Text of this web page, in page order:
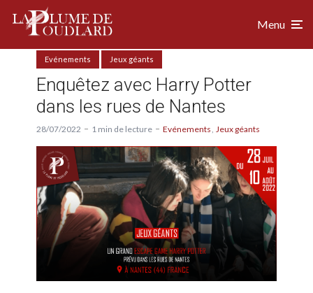
Menu
Evénements Jeux géants
Enquêtez avec Harry Potter
dans les rues de Nantes
28/07/2022 1 min de lecture Evénements Jeux géants